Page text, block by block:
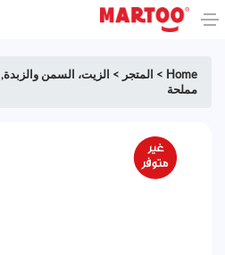
Home
> المتجر > الزيت، السمن والزبدة,
مملحة